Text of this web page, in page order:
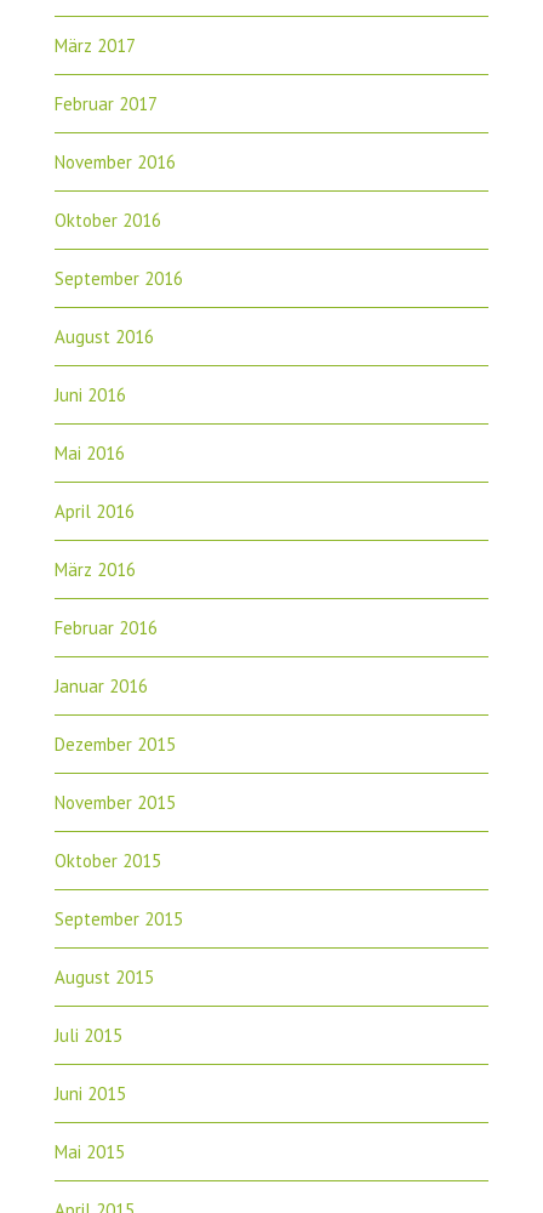
März 2017
Februar 2017
November 2016
Oktober 2016
September 2016
August 2016
Juni 2016
Mai 2016
April 2016
März 2016
Februar 2016
Januar 2016
Dezember 2015
November 2015
Oktober 2015
September 2015
August 2015
Juli 2015
Juni 2015
Mai 2015